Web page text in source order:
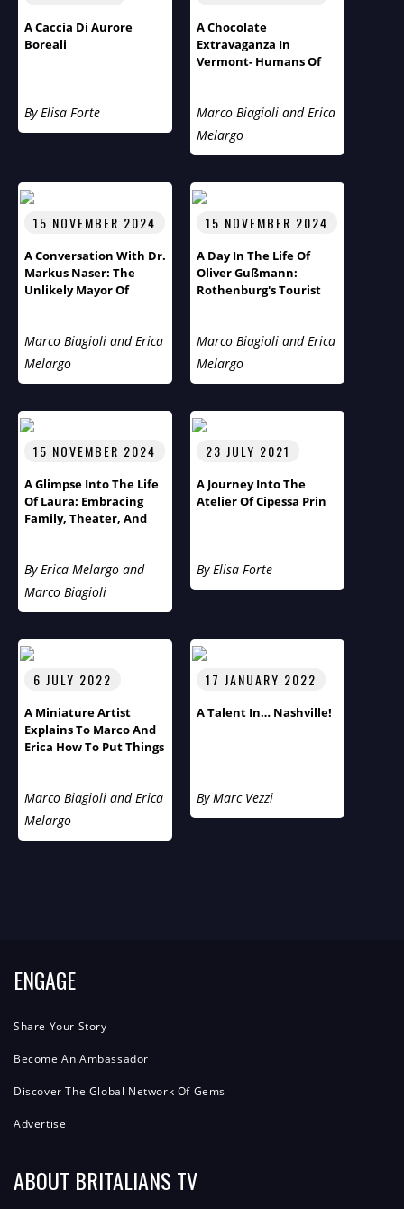
A Caccia Di Aurore
Boreali
By Elisa Forte
A Chocolate
Extravaganza In
Vermont- Humans Of
Marco Biagioli and Erica
Melargo
15 NOVEMBER 2024
A Conversation With Dr.
Markus Naser: The
Unlikely Mayor Of
Marco Biagioli and Erica
Melargo
15 NOVEMBER 2024
A Day In The Life Of
Oliver Gußmann:
Rothenburg's Tourist
Marco Biagioli and Erica
Melargo
15 NOVEMBER 2024
A Glimpse Into The Life
Of Laura: Embracing
Family, Theater, And
By Erica Melargo and
Marco Biagioli
23 JULY 2021
A Journey Into The
Atelier Of Cipessa Prin
By Elisa Forte
6 JULY 2022
A Miniature Artist
Explains To Marco And
Erica How To Put Things
Marco Biagioli and Erica
Melargo
17 JANUARY 2022
A Talent In… Nashville!
By Marc Vezzi
ENGAGE
Share Your Story
Become An Ambassador
Discover The Global Network Of Gems
Advertise
ABOUT BRITALIANS TV